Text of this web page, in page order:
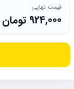
قیمت نهایی
924,000 تومان